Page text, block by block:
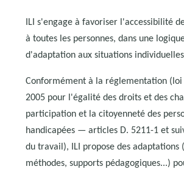
ILI s'engage à favoriser l'accessibilité
à toutes les personnes, dans une
d'adaptation aux situations
Conformément à la réglementation
2005 pour l'égalité des droits et des
participation et la citoyenneté des
handicapées — articles D. 5211-1 et
du travail), ILI propose des adaptations
méthodes, supports pédagogiques...)